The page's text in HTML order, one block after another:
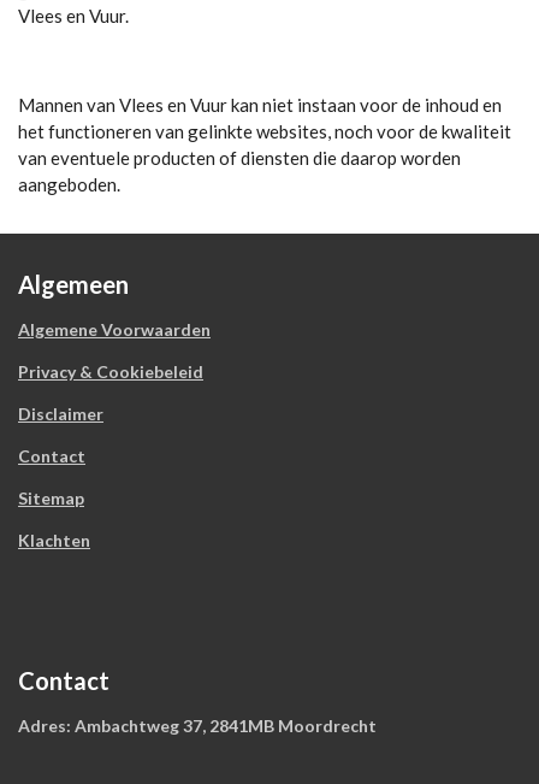
Vlees en Vuur.
Mannen van Vlees en Vuur kan niet instaan voor de inhoud en
het functioneren van gelinkte websites, noch voor de kwaliteit
van eventuele producten of diensten die daarop worden
aangeboden.
Algemeen
Algemene Voorwaarden
Privacy & Cookiebeleid
Disclaimer
Contact
Sitemap
Klachten
Contact
Adres: Ambachtweg 37, 2841MB Moordrecht